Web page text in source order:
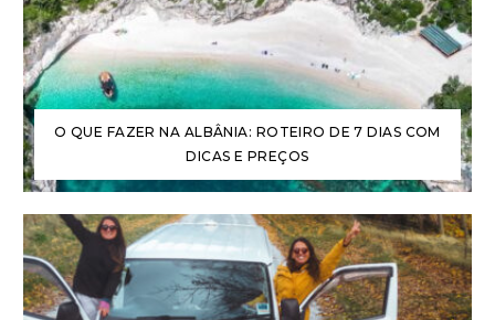
O QUE FAZER NA ALBÂNIA: ROTEIRO DE 7 DIAS COM
DICAS E PREÇOS